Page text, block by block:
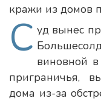
С уд вынес
виновной
приграничья,
дома из-за